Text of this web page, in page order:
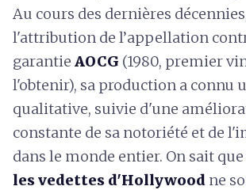
Au cours des dernières
l'attribution de l’appellation
garantie AOCG (1980, premier
l'obtenir), sa production a connu
qualitative, suivie d'une
constante de sa notoriété et de
dans le monde entier. On sait que
les vedettes d'Hollywood ne